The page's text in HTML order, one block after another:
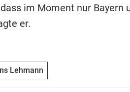
im Moment nur Bayern
er.
Lehmann